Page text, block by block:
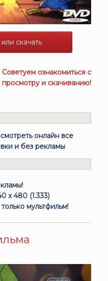
скачать
ознакомиться с
просмотру и скачиванию!
онлайн все
и без рекламы
x 480 (1.333)
мультфильм!